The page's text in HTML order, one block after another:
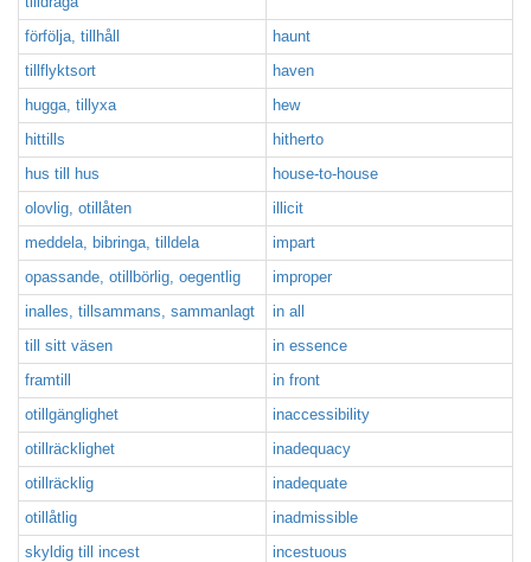
förfölja, tillhåll
haunt
tillflyktsort
haven
hugga, tillyxa
hew
hittills
hitherto
hus till hus
house-to-house
olovlig, otillåten
illicit
meddela, bibringa, tilldela
impart
opassande, otillbörlig, oegentlig
improper
inalles, tillsammans, sammanlagt
in all
till sitt väsen
in essence
framtill
in front
otillgänglighet
inaccessibility
otillräcklighet
inadequacy
otillräcklig
inadequate
otillåtlig
inadmissible
skyldig till incest
incestuous